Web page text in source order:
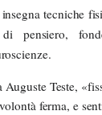
insegna tecniche
pensiero,
Auguste Teste,
ferma, e